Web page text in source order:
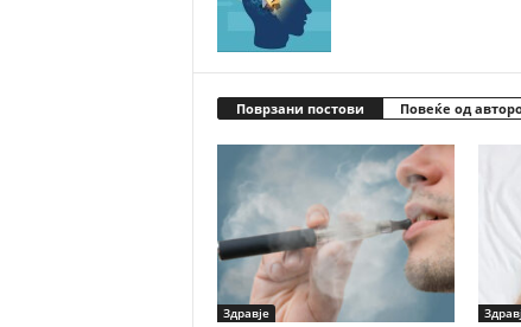
Поврзани постови Повеќе од
Здравје